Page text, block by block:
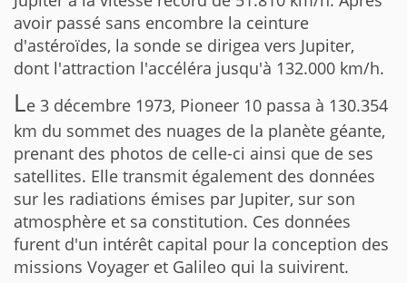
avoir passé sans encombre la ceinture
d'astéroïdes, la sonde se dirigea vers Jupiter,
dont l'attraction l'accéléra jusqu'à 132.000 km/h.
Le 3 décembre 1973, Pioneer 10 passa à 130.354
km du sommet des nuages de la planète géante,
prenant des photos de celle-ci ainsi que de ses
satellites. Elle transmit également des données
sur les radiations émises par Jupiter, sur son
atmosphère et sa constitution. Ces données
furent d'un intérêt capital pour la conception des
missions Voyager et Galileo qui la suivirent.